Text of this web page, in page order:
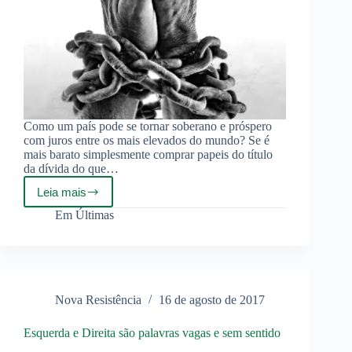
Como um país pode se tornar soberano e próspero
com juros entre os mais elevados do mundo? Se é
mais barato simplesmente comprar papeis do título
da dívida do que…
Leia mais
O
Brasil
juros!
Em Últimas
Nova Resistência 16 de agosto de 2017
Esquerda e Direita são palavras vagas e sem sentido